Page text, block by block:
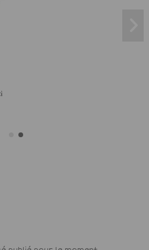
Nicot 10 cadres
totale, fond anti